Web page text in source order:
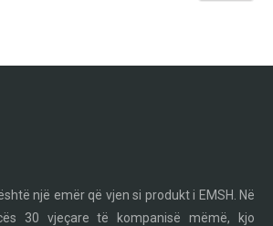
një emër që vjen si produkt i EMSH. Në
30 vjeçare të kompanisë mëmë, kjo